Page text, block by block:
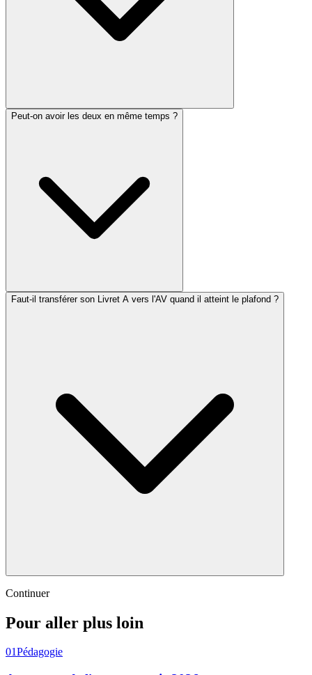
Peut-on avoir les deux en même temps ?
Faut-il transférer son Livret A vers l'AV quand il atteint le plafond ?
Continuer
Pour aller plus loin
01Pédagogie